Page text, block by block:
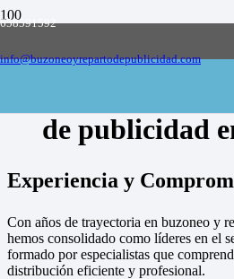
658591592
info@buzoneoyrepartodepublicidad.com
Empresa de buzoneo y reparto de
de publicidad
Experiencia y
Con años de trayectoria en buzoneo y
hemos consolidado como líderes en el
formado por especialistas que
distribución eficiente y profesional.